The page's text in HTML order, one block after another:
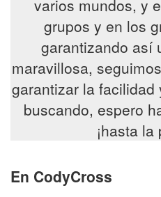
varios mundos, y
grupos y en los
garantizando así
maravillosa,
garantizar la
buscando, espero
¡hasta
En CodyCross